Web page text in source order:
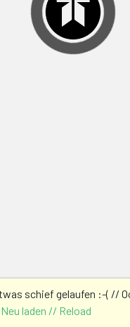
schief gelaufen :-( //
Neu laden // Reload